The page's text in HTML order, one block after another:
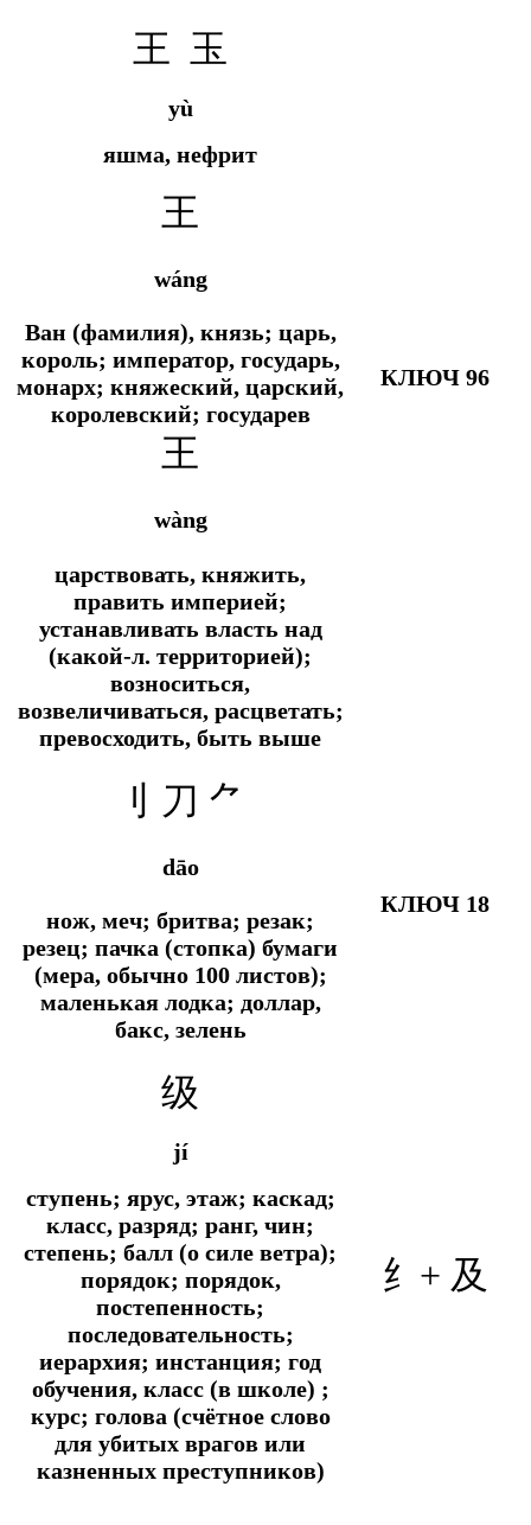
王 玉
yù
яшма, нефрит
王
wáng
Ван (фамилия), князь; царь,
король; император, государь,
монарх; княжеский, царский,
королевский; государев
王
wàng
царствовать, княжить,
править империей;
устанавливать власть над
(какой-л. территорией);
возноситься,
возвеличиваться, расцветать;
превосходить, быть выше
КЛЮЧ 96
刂 刀 ⺈
dāo
нож, меч; бритва; резак;
резец; пачка (стопка) бумаги
(мера, обычно 100 листов);
маленькая лодка; доллар,
бакс, зелень
КЛЮЧ 18
级
jí
ступень; ярус, этаж; каскад;
класс, разряд; ранг, чин;
степень; балл (о силе ветра);
порядок; порядок,
постепенность;
последовательность;
иерархия; инстанция; год
обучения, класс (в школе) ;
курс; голова (счётное слово
для убитых врагов или
казненных преступников)
纟+ 及